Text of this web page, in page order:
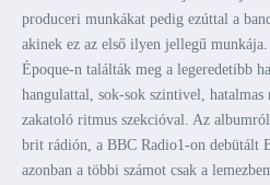
produceri munkákat pedig ezúttal a
akinek ez az első ilyen jellegű
Époque-n találták meg a legeredetibb
hangulattal, sok-sok szintivel,
zakatoló ritmus szekcióval. Az
brit rádión, a BBC Radio1-on debütált
azonban a többi számot csak a